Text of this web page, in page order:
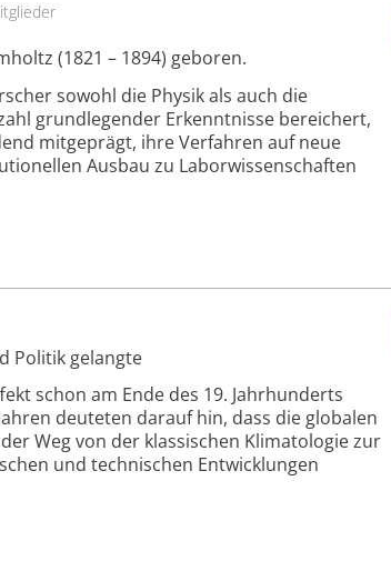
(1821 – 1894) geboren.
sowohl die Physik als auch die
grundlegender Erkenntnisse bereichert,
mitgeprägt, ihre Verfahren auf neue
Ausbau zu Laborwissenschaften
Politik gelangte
schon am Ende des 19. Jahrhunderts
deuteten darauf hin, dass die globalen
Weg von der klassischen Klimatologie zur
und technischen Entwicklungen